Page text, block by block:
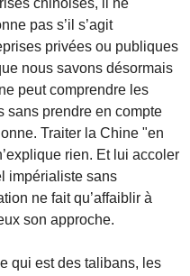
chinoises, il ne
pas s’il s’agit
privées ou publiques
nous savons désormais
peut comprendre les
sans prendre en compte
Traiter la Chine "en
rien. Et lui accoler
impérialiste sans
ne fait qu’affaiblir à
son approche.
qui est des talibans, les